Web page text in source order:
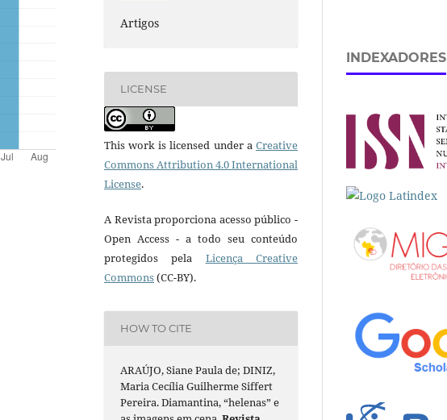
Artigos
LICENSE
This work is licensed under a Creative
Commons Attribution 4.0 International
License.
A Revista proporciona acesso público -
Open Access - a todo seu conteúdo
protegidos pela Licença Creative
Commons(CC-BY).
HOW TO CITE
ARAÚJO, Siane Paula de; DINIZ,
Maria Cecília Guilherme Siffert
Pereira. Diamantina, “helenas” e
INDEXADORES